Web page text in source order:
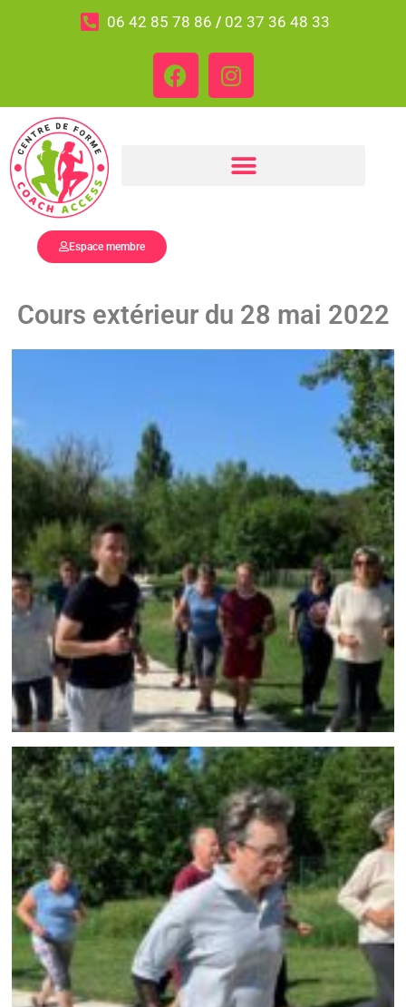
06 42 85 78 86 /02 37 36 48 33
Espace membre
Cours extérieur du 28 mai 2022